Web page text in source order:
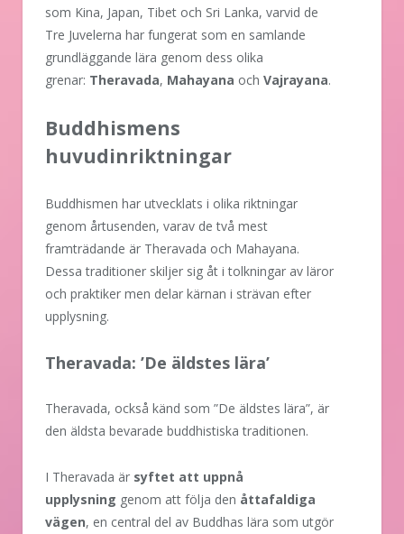
som Kina, Japan, Tibet och Sri Lanka, varvid de
Tre Juvelerna har fungerat som en samlande
grundläggande lära genom dess olika
grenar: Theravada, Mahayana och Vajrayana.
Buddhismens
huvudinriktningar
Buddhismen har utvecklats i olika riktningar
genom årtusenden, varav de två mest
framträdande är Theravada och Mahayana.
Dessa traditioner skiljer sig åt i tolkningar av läror
och praktiker men delar kärnan i strävan efter
upplysning.
Theravada: ’De äldstes lära’
Theravada, också känd som ”De äldstes lära”, är
den äldsta bevarade buddhistiska traditionen.
I Theravada är syftet att uppnå
upplysning genom att följa den åttafaldiga
vägen, en central del av Buddhas lära som utgör